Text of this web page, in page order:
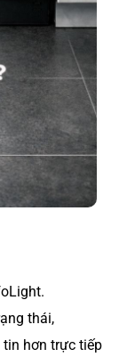
thái,
hơn trực tiếp